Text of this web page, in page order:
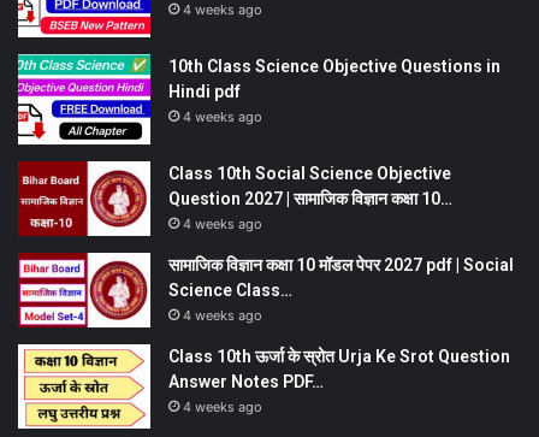
4 weeks ago
10th Class Science Objective Questions in
Hindi pdf
4 weeks ago
Class 10th Social Science Objective
Question 2027 | सामाजिक विज्ञान कक्षा 10…
4 weeks ago
सामाजिक विज्ञान कक्षा 10 मॉडल पेपर 2027 pdf | Social
Science Class…
4 weeks ago
Class 10th ऊर्जा के स्रोत Urja Ke Srot Question
Answer Notes PDF…
4 weeks ago